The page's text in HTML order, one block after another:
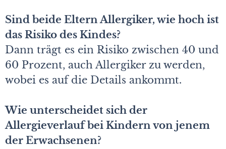
Sind beide Eltern Allergiker, wie hoch ist
das Risiko des Kindes?
Dann trägt es ein Risiko zwischen 40 und
60 Prozent, auch Allergiker zu werden,
wobei es auf die Details ankommt.
Wie unterscheidet sich der
Allergieverlauf bei Kindern von jenem
der Erwachsenen?